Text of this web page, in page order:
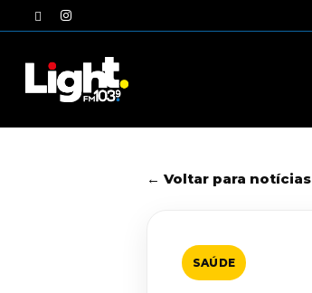
to
twitterinstagram
← Voltar para notícias
SAÚDE